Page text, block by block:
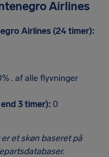
Airlines
Airlines (24 timer):
. af alle flyvninger
3 timer): 0
et skøn baseret på